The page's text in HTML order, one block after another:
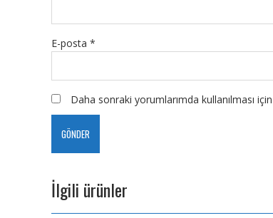
E-posta *
Daha sonraki yorumlarımda kullanılması
İlgili ürünler